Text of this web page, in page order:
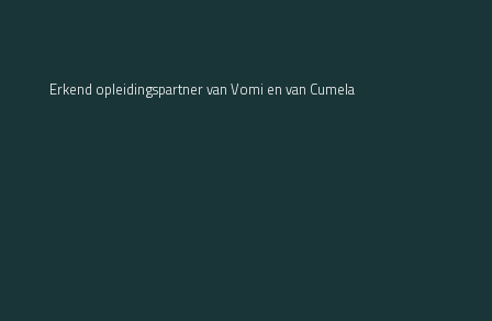
Erkend opleidingspartner van Vomi en van Cumela